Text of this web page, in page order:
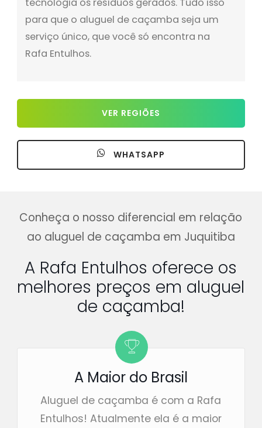
para que o aluguel de caçamba seja um
serviço único, que você só encontra na
Rafa Entulhos.
VER REGIÕES
WHATSAPP
Conheça o nosso diferencial em relação
ao aluguel de caçamba em Juquitiba
A Rafa Entulhos oferece os
melhores preços em aluguel
de caçamba!
A Maior do Brasil
Aluguel de caçamba é com a Rafa
Entulhos! Atualmente ela é a maior